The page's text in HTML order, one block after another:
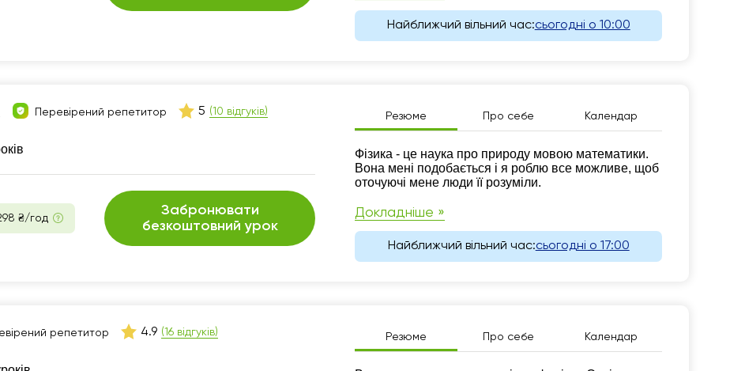
Найближчий вільний час:сьогодні о 10:00
Перевірений репетитор 5 (10 відгуків)
₴/год
Забронювати
безкоштовний урок
Резюме Про себе Календар
Резюме
Фізика - це наука про природу мовою математики.
Вона мені подобається і я роблю все можливе, щоб
оточуючі мене люди її розуміли.
Докладніше »
Найближчий вільний час:сьогодні о 17:00
репетитор 4.9 (16 відгуків) Резюме Про себе Календар